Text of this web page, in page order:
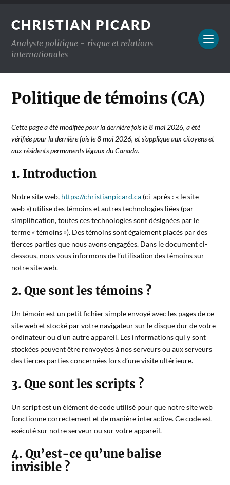
CHRISTIAN PICARD
Analyste politique - risque et relations
internationales
Politique de témoins (CA)
Cette page a été modifiée pour la dernière fois le 8 mai 2026, a été
vérifiée pour la dernière fois le 8 mai 2026, et s’applique aux citoyens et
aux résidents permanents légaux du Canada.
1. Introduction
Notre site web, https://christianpicard.ca (ci-après : « le site
web ») utilise des témoins et autres technologies liées (par
simplification, toutes ces technologies sont désignées par le
terme « témoins »). Des témoins sont également placés par des
tierces parties que nous avons engagées. Dans le document ci-
dessous, nous vous informons de l’utilisation des témoins sur
notre site web.
2. Que sont les témoins ?
Un témoin est un petit fichier simple envoyé avec les pages de ce
site web et stocké par votre navigateur sur le disque dur de votre
ordinateur ou d’un autre appareil. Les informations qui y sont
stockées peuvent être renvoyées à nos serveurs ou aux serveurs
des tierces parties concernées lors d’une visite ultérieure.
3. Que sont les scripts ?
Un script est un élément de code utilisé pour que notre site web
fonctionne correctement et de manière interactive. Ce code est
exécuté sur notre serveur ou sur votre appareil.
4. Qu’est-ce qu’une balise
invisible ?